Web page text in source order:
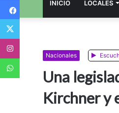
INICIO LOCALES
Nacionales
Una
Kirchner y
Twitter
WhatsApp